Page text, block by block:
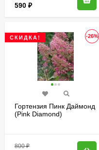
590 ₽
-26%
СКИДКА!
Гортензия Пинк Даймонд
(Pink Diamond)
800₽